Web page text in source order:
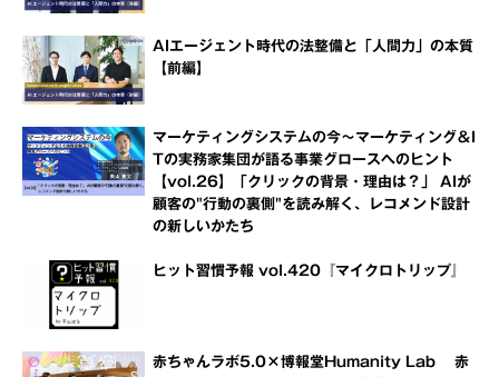
AIエージェント時代の法整備と「人間力」の本質
【前編】
マーケティングシステムの今～マーケティング＆I
Tの実務家集団が語る事業グロースへのヒント
【vol.26】「クリックの背景・理由は？」 AIが
顧客の"行動の裏側"を読み解く、レコメンド設計
の新しいかたち
ヒット習慣予報 vol.420『マイクロトリップ』
赤ちゃんラボ5.0×博報堂Humanity Lab 赤